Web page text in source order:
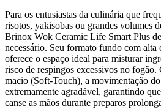
Para os entusiastas da culinária que
risotos, yakisobas ou grandes volumes
Brinox Wok Ceramic Life Smart Plus
necessário. Seu formato fundo com alta
oferece o espaço ideal para misturar
risco de respingos excessivos no
macio (Soft-Touch), a movimentação
extremamente agradável, garantindo
canse as mãos durante preparos